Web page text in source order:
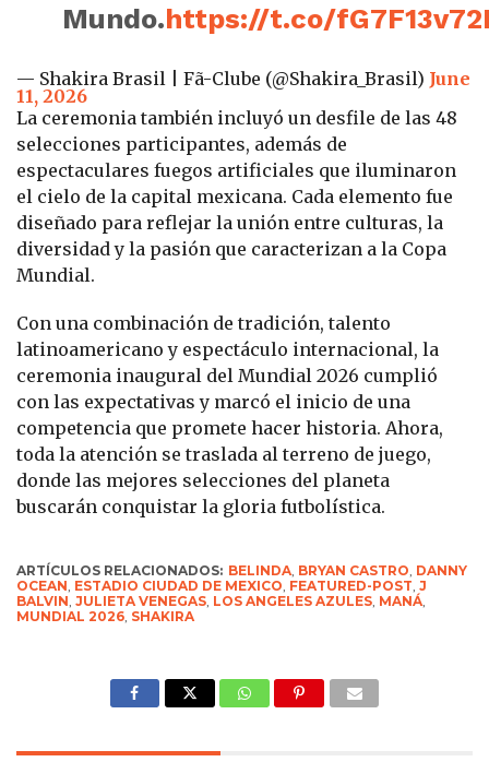
Mundo.https://t.co/
— Shakira Brasil | Fã-Clube (@Shakira_Brasil) June
11, 2026
La ceremonia también incluyó un desfile de las 48
selecciones participantes, además de
espectaculares fuegos artificiales que iluminaron
el cielo de la capital mexicana. Cada elemento fue
diseñado para reflejar la unión entre culturas, la
diversidad y la pasión que caracterizan a la Copa
Mundial.
Con una combinación de tradición, talento
latinoamericano y espectáculo internacional, la
ceremonia inaugural del Mundial 2026 cumplió
con las expectativas y marcó el inicio de una
competencia que promete hacer historia. Ahora,
toda la atención se traslada al terreno de juego,
donde las mejores selecciones del planeta
buscarán conquistar la gloria futbolística.
ARTÍCULOS RELACIONADOS: BELINDA BRYAN CASTRO DANNY
OCEAN ESTADIO CIUDAD DE MEXICO FEATURED-POST ,J
BALVIN ,JULIETA VENEGAS LOS ANGELES AZULES MANÁ
MUNDIAL 2026 SHAKIRA